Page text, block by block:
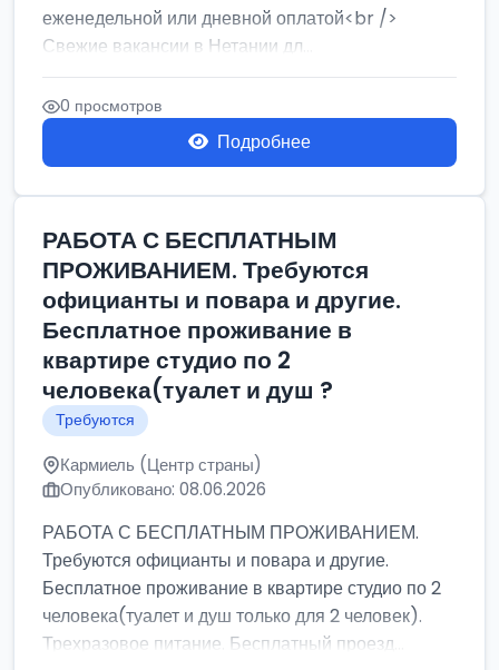
еженедельной или дневной оплатой<br />
Свежие вакансии в Нетании дл...
0 просмотров
Подробнее
РАБОТА С БЕСПЛАТНЫМ
ПРОЖИВАНИЕМ. Требуются
официанты и повара и другие.
Бесплатное проживание в
квартире студио по 2
человека(туалет и душ ?
Требуются
Кармиель (Центр страны)
Опубликовано: 08.06.2026
РАБОТА С БЕСПЛАТНЫМ ПРОЖИВАНИЕМ.
Требуются официанты и повара и другие.
Бесплатное проживание в квартире студио по 2
человека(туалет и душ только для 2 человек).
Трехразовое питание. Бесплатный проезд...